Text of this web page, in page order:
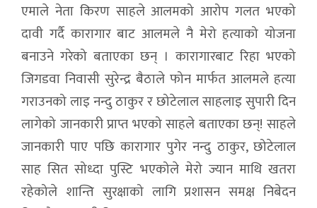
एमाले नेता किरण साहले आलमको आरोप गलत भएको
दावी गर्दै कारागार बाट आलमले नै मेरो हत्याको योजना
बनाउने गरेको बताएका छन् । कारागारबाट रिहा भएको
जिगडवा निवासी सुरेन्द्र बैठाले फोन मार्फत आलमले हत्या
गराउनको लाइ नन्दु ठाकुर र छोटेलाल साहलाइ सुपारी दिन
लागेको जानकारी प्राप्त भएको साहले बताएका छन्! साहले
जानकारी पाए पछि कारागार पुगेर नन्दु ठाकुर, छोटेलाल
साह सित सोध्दा पुस्टि भएकोले मेरो ज्यान माथि खतरा
रहेकोले शान्ति सुरक्षाको लागि प्रशासन समक्ष निबेदन